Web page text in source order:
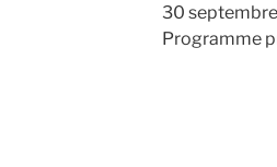
30
Programme